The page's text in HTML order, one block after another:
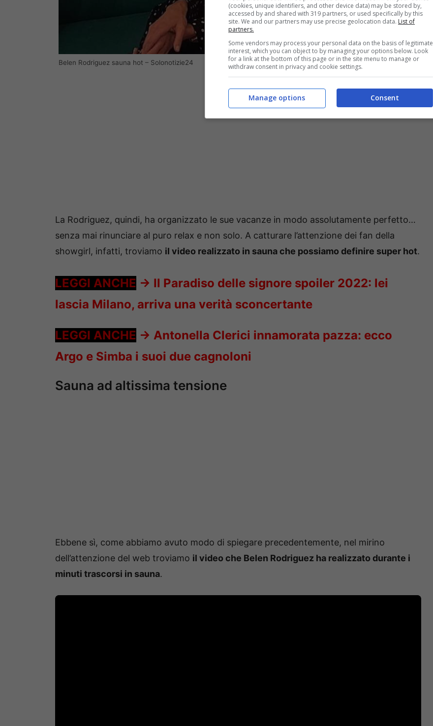
Belen Rodriguez sauna hot – Solonotizie24
La Rodriguez, quindi, ha organizzato le sue vacanze in modo assolutamente perfetto…
senza mai rinunciare al puro relax e non solo. A catturare l’attenzione dei fan della
showgirl, infatti, troviamo il video realizzato in sauna che possiamo definire super hot.
LEGGI ANCHE -> Il Paradiso delle signore spoiler 2022: lei
lascia Milano, arriva una verità sconcertante
LEGGI ANCHE -> Antonella Clerici innamorata pazza: ecco
Argo e Simba i suoi due cagnoloni
Sauna ad altissima tensione
Ebbene sì, come abbiamo avuto modo di spiegare precedentemente, nel mirino
dell’attenzione del web troviamo il video che Belen Rodriguez ha realizzato durante i
minuti trascorsi in sauna.
(cookies, unique identifiers, and other device data) may be stored by,
accessed by and shared with 319 partners, or used specifically by this
site. We and our partners may use precise geolocation data. List of
partners.
Some vendors may process your personal data on the basis of legitimate
interest, which you can object to by managing your options below. Look
for a link at the bottom of this page or in the site menu to manage or
withdraw consent in privacy and cookie settings.
Consent
Manage options